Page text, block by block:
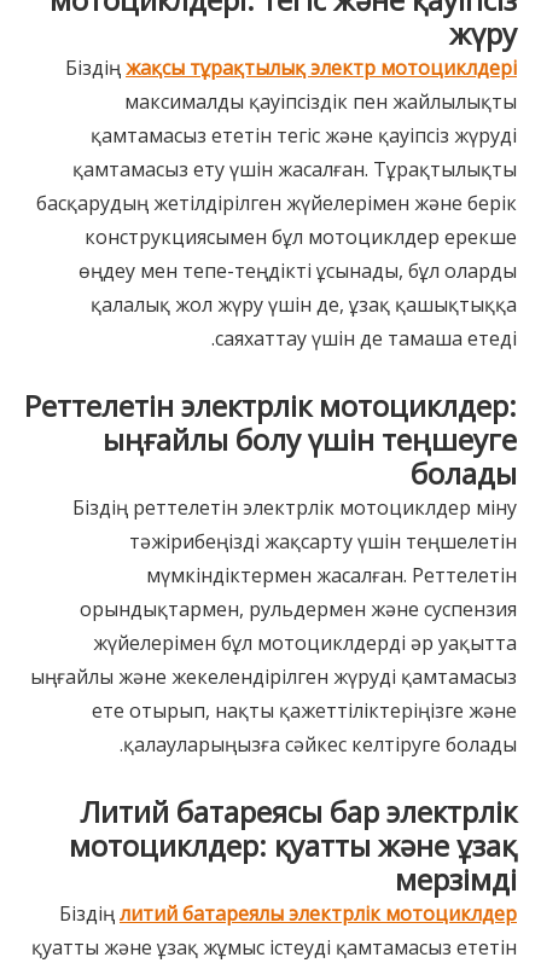
жүру
Біздіңжақсы тұрақтылық электр мотоциклдері
максималды қауіпсіздік пен жайлылықты
қамтамасыз ететін тегіс және қауіпсіз жүруді
қамтамасыз ету үшін жасалған. Тұрақтылықты
басқарудың жетілдірілген жүйелерімен және берік
конструкциясымен бұл мотоциклдер ерекше
өңдеу мен тепе-теңдікті ұсынады, бұл оларды
қалалық жол жүру үшін де, ұзақ қашықтыққа
саяхаттау үшін де тамаша етеді.
Реттелетін электрлік мотоциклдер:
ыңғайлы болу үшін теңшеуге
болады
Біздің реттелетін электрлік мотоциклдер міну
тәжірибеңізді жақсарту үшін теңшелетін
мүмкіндіктермен жасалған. Реттелетін
орындықтармен, рульдермен және суспензия
жүйелерімен бұл мотоциклдерді әр уақытта
ыңғайлы және жекелендірілген жүруді қамтамасыз
ете отырып, нақты қажеттіліктеріңізге және
қалауларыңызға сәйкес келтіруге болады.
Литий батареясы бар электрлік
мотоциклдер: қуатты және ұзақ
мерзімді
Біздіңлитий батареялы электрлік мотоциклдер
қуатты және ұзақ жұмыс істеуді қамтамасыз ететін